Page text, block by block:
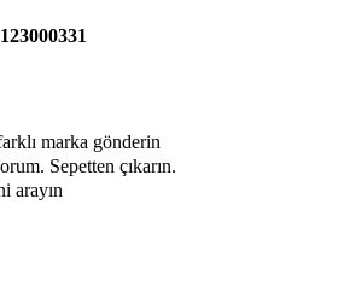
marka gönderin
Sepetten çıkarın.
arayın